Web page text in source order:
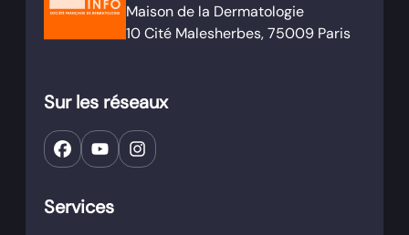
Maison de la Dermatologie
10 Cité Malesherbes, 75009 Paris
Sur les réseaux
Services